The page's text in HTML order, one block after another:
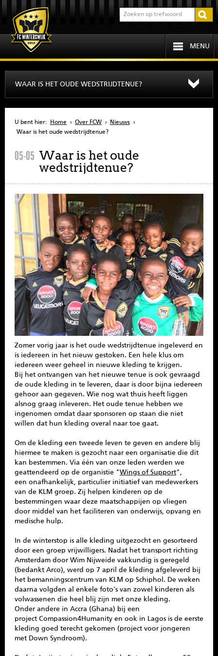
MENU
OVER FCW
INFORMATIE
SENIOREN
SPONSOREN
CONTACT
MENU
WAAR IS HET OUDE WEDSTRIJDTENUE?
U bent hier: Home › Over FCW › Nieuws ›
Waar is het oude wedstrijdtenue?
05-05 Waar is het oude
wedstrijdtenue?
Zomer vorig jaar is het oude wedstrijdtenue ingeleverd en
is iedereen in het nieuw gestoken. Een hele klus om
iedereen weer geheel in nieuwe kleding te krijgen.
Bij het ontvangen van het nieuwe tenue is ook gevraagd
de oude kleding in te leveren, daar is door bijna iedereen
gehoor aan gegeven. Wie nog wat thuis heeft liggen
alsnog graag inleveren. Het oude tenue hebben we
ingenomen omdat daar sponsoren op staan die niet
willen dat hun kleding overal naar toe gaat.
Om de kleding een tweede leven te geven en andere blij
hiermee te maken is gezocht naar een organisatie die dit
kan bestemmen. Via één van onze leden werden we
geattendeerd op de organistie "Wings of Support",
een onafhankelijk, particulier initiatief van medewerkers
van de KLM groep. Zij helpen kinderen op de
bestemmingen waar deze maatschappijen op vliegen
door middel van het faciliteren van onderwijs, opvang en
medische hulp.
In de winterstop is alle kleding uitgezocht en gesorteerd
door een groep vrijwilligers. Nadat het transport richting
Amsterdam door Wim Nijweide vakkundig is geregeld
(bedankt Arco), werd op 7 april de kleding afgeleverd bij
het bemanningscentrum van KLM op Schiphol. De weken
daarna volgden al enkele foto's van zowel kinderen als
volwassenen die heel blij zijn met onze kleding.
Onder andere in Accra (Ghana) bij een
project Compassion4Humanity en ook in Lagos is de eerste
kleding goed terecht gekomen (project voor jongeren
met Down Syndroom).